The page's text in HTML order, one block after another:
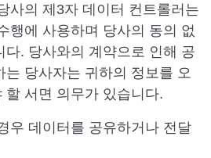
사의 제3자 데이터 컨트롤러는
행에 사용하며 당사의 동의 없
다. 당사와의 계약으로 인해 공
당사자는 귀하의 정보를 오
할 서면 의무가 있습니다.
우 데이터를 공유하거나 전달